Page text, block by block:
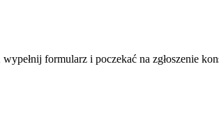
formularz i poczekać na zgłoszenie